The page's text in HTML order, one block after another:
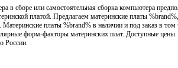
в сборе или самостоятельная сборка компьютера
платой. Предлагаем материнские платы
Материнские платы %brand% в наличии и под заказ в
форм-факторы материнских плат. Доступные
России.